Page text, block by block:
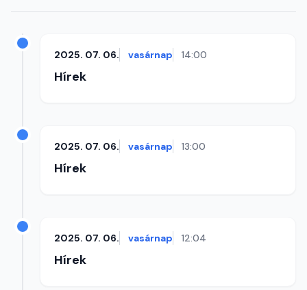
2025. 07. 06. vasárnap 14:00
Hírek
2025. 07. 06. vasárnap 13:00
Hírek
2025. 07. 06. vasárnap 12:04
Hírek